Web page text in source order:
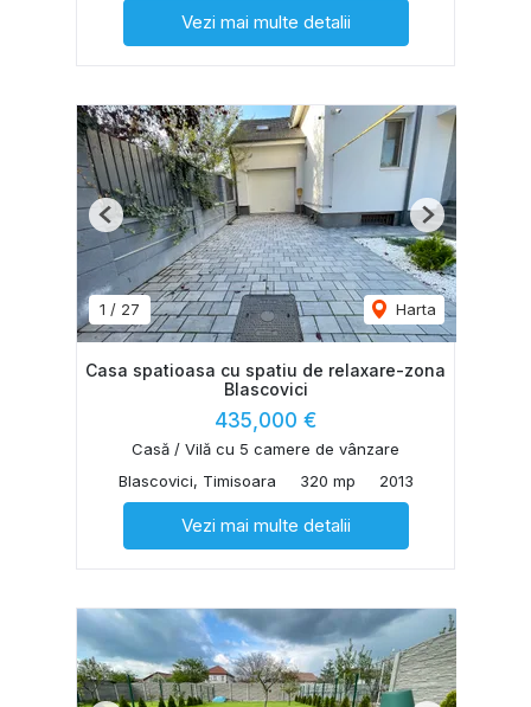
Vezi mai multe detalii
1 / 27 Harta
Previous Next
Casa spatioasa cu spatiu de relaxare-zona
Blascovici
435,000 €
Casă / Vilă cu 5 camere de vânzare
Blascovici, Timisoara
320 mp 2013
Vezi mai multe detalii